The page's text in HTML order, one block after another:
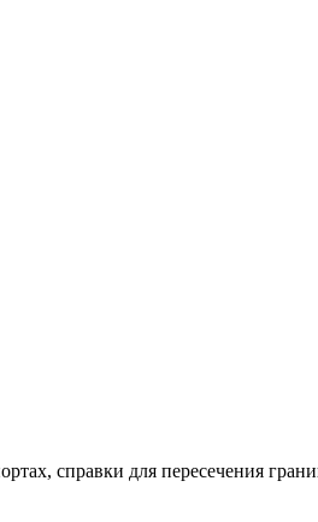
справки для пересечения